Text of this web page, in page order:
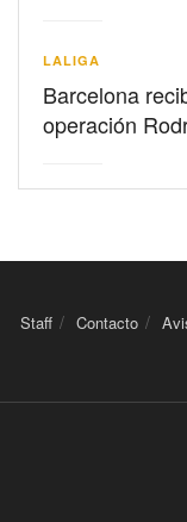
LALIGA
Barcelona
operación
Staff Contacto